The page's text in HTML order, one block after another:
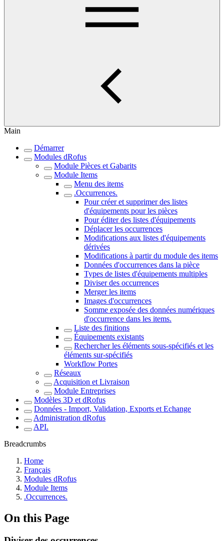
Main
Démarrer
Modules dRofus
Module Pièces et Gabarits
Module Items
Menu des items
.Occurrences.
Pour créer et supprimer des listes
d'équipements pour les pièces
Pour éditer des listes d'équipements
Déplacer les occurrences
Modifications aux listes d'équipements
dérivées
Modifications à partir du module des items
Données d'occurrences dans la pièce
Types de listes d'équipements multiples
Diviser des occurrences
Merger les items
Images d'occurrences
Somme exposée des données numériques
d'occurrence dans les items.
Liste des finitions
Équipements existants
Rechercher les éléments sous-spécifiés et les
éléments sur-spécifiés
Workflow Portes
Réseaux
Acquisition et Livraison
Module Entreprises
Modèles 3D et dRofus
Données - Import, Validation, Exports et Echange
Administration dRofus
API.
Breadcrumbs
Home
Français
Modules dRofus
Module Items
.Occurrences.
On this Page